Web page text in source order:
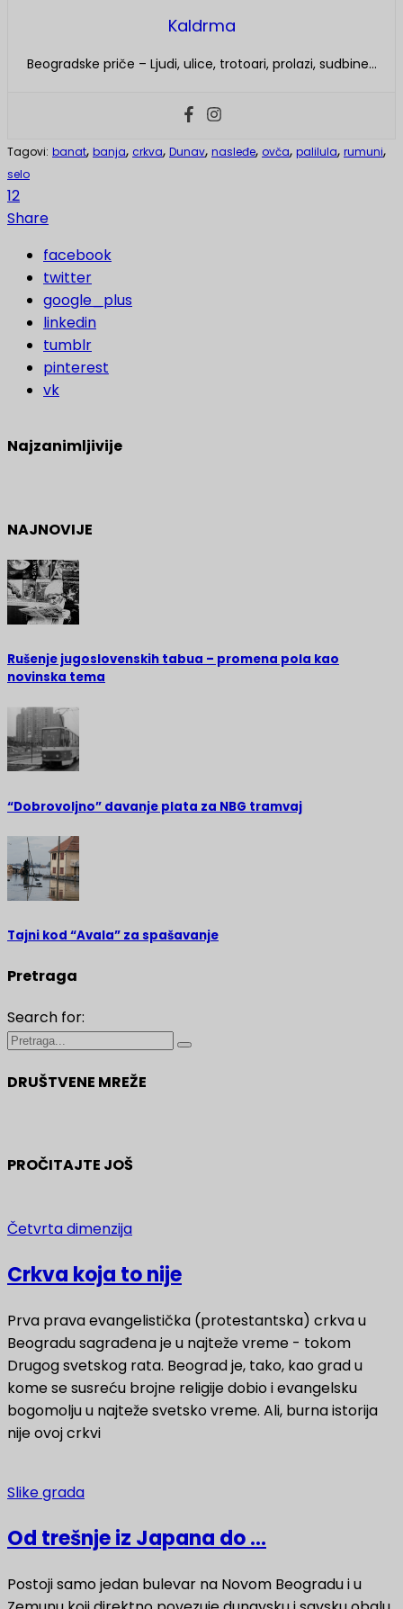
Kaldrma
Beogradske priče – Ljudi, ulice, trotoari, prolazi, sudbine…
Tagovi: banat, banja, crkva, Dunav, nasleđe, ovča, palilula, rumuni,
selo
12
Share
facebook
twitter
google_plus
linkedin
tumblr
pinterest
vk
Najzanimljivije
NAJNOVIJE
Rušenje jugoslovenskih tabua – promena pola kao
novinska tema
“Dobrovoljno” davanje plata za NBG tramvaj
Tajni kod “Avala” za spašavanje
Pretraga
Search for:
DRUŠTVENE MREŽE
PROČITAJTE JOŠ
Četvrta dimenzija
Crkva koja to nije
Prva prava evangelistička (protestantska) crkva u
Beogradu sagrađena je u najteže vreme - tokom
Drugog svetskog rata. Beograd je, tako, kao grad u
kome se susreću brojne religije dobio i evangelsku
bogomolju u najteže svetsko vreme. Ali, burna istorija
nije ovoj crkvi
Slike grada
Od trešnje iz Japana do ...
Postoji samo jedan bulevar na Novom Beogradu i u